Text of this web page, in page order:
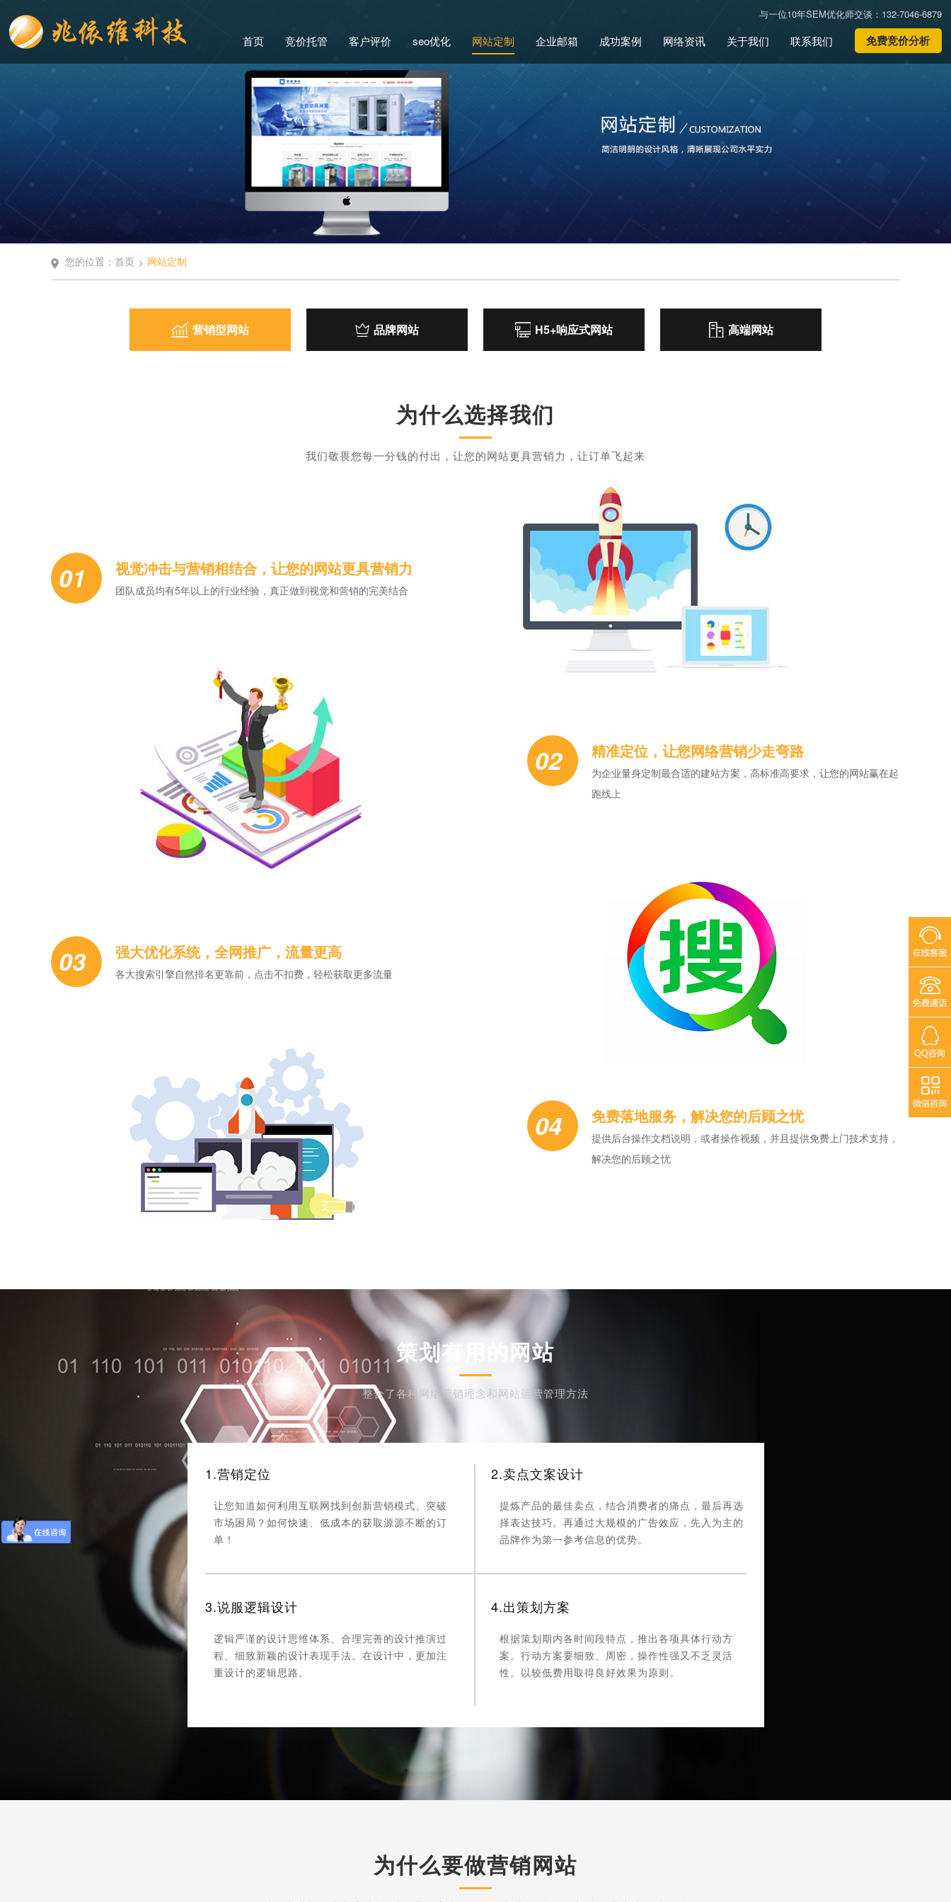
与一位10年SEM优化师交谈：132-7046-6879
首页 竞价托管 客户评价 seo优化 网站定制 企业邮箱 成功案例 网络资讯 关于我们 联系我们 免费竞价分析
您的位置： 首页 > 网站定制
营销型网站 品牌网站 H5+响应式网站 高端网站
为什么选择我们
我们敬畏您每一分钱的付出，让您的网站更具营销力，让订单飞起来
01 视觉冲击与营销相结合，让您的网站更具营销力
团队成员均有5年以上的行业经验，真正做到视觉和营销的完美结合
02 精准定位，让您网络营销少走弯路
为企业量身定制最合适的建站方案，高标准高要求，让您的网站赢在起
跑线上
03 强大优化系统，全网推广，流量更高
各大搜索引擎自然排名更靠前，点击不扣费，轻松获取更多流量
04 免费落地服务，解决您的后顾之忧
提供后台操作文档说明，或者操作视频，并且提供免费上门技术支持，
解决您的后顾之忧
策划有用的网站
整合了各种网络营销理念和网站运营管理方法
1.营销定位
让您知道如何利用互联网找到创新营销模式、突破
市场困局？如何快速、低成本的获取源源不断的订
单！
2.卖点文案设计
提炼产品的最佳卖点，结合消费者的痛点，最后再选
择表达技巧。再通过大规模的广告效应，先入为主的
品牌作为第一参考信息的优势。
3.说服逻辑设计
逻辑严谨的设计思维体系、合理完善的设计推演过
程、细致新颖的设计表现手法。在设计中，更加注
重设计的逻辑思路。
4.出策划方案
根据策划期内各时间段特点，推出各项具体行动方
案。行动方案要细致、周密，操作性强又不乏灵活
性。以较低费用取得良好效果为原则。
为什么要做营销网站